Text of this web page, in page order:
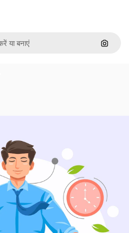
इमेज से